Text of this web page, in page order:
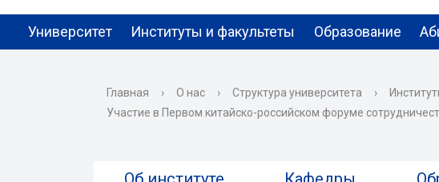
Университет Институты и факультеты Образование
Главная › О нас › Структура университета ›
Участие в Первом китайско-российском форуме